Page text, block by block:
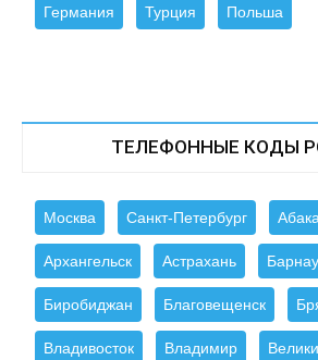
Германия Турция Польша
ТЕЛЕФОННЫЕ КОДЫ
Москва Санкт-Петербург
Архангельск Астрахань
Биробиджан Благовещенск
Владивосток Владимир